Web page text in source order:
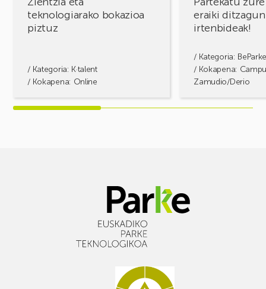
teknologiarako bokazioa
piztuz
/ Kategoria: K·talent
/ Kokapena: Online
eraiki ditzagun
irtenbideak!
/ Kategoria:
/ Kokapena:
Zamudio/Derio